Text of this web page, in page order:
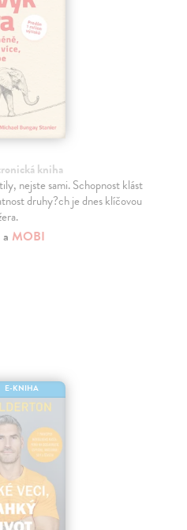
kniha
nejste sami. Schopnost klást
druhy?ch je dnes klíčovou
a MOBI
E-KNIHA